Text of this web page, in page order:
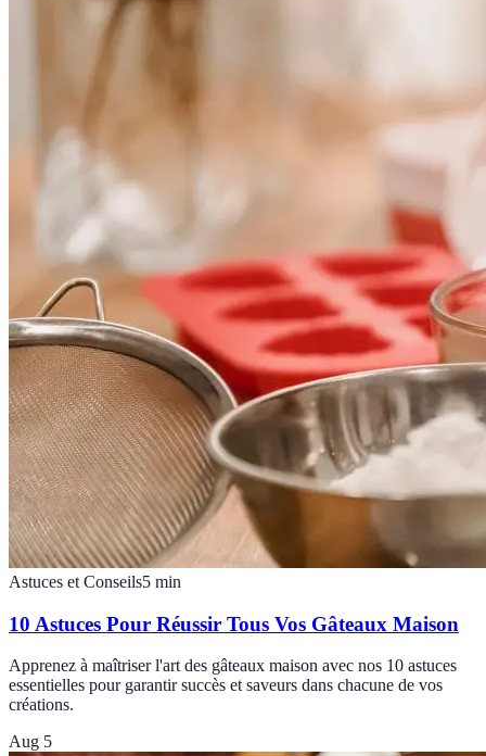
Astuces et Conseils5 min
10 Astuces Pour Réussir Tous Vos Gâteaux Maison
Apprenez à maîtriser l'art des gâteaux maison avec nos 10 astuces
essentielles pour garantir succès et saveurs dans chacune de vos
créations.
Aug 5